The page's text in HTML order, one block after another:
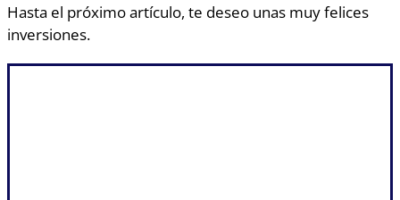
Hasta el próximo artículo, te deseo unas muy felices
inversiones.